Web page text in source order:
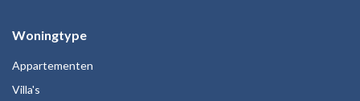
Woningtype
Appartementen
Villa's